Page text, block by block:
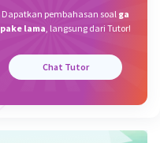
Balas
Dapatkan pembahasan soal ga
pake lama, langsung dari Tutor!
Chat Tutor